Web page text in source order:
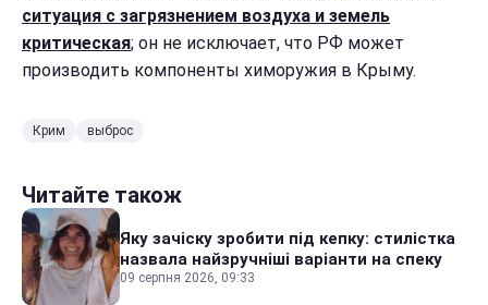
ситуация с загрязнением воздуха и земель
критическая; он не исключает, что РФ может
производить компоненты химоружия в Крыму.
Крим выброс
Читайте також
Яку зачіску зробити під кепку: стилістка
назвала найзручніші варіанти на спеку
09 серпня 2026, 09:33